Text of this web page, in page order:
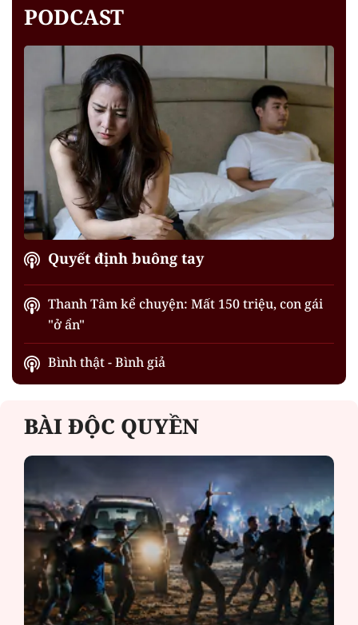
PODCAST
Quyết định buông tay
Thanh Tâm kể chuyện: Mất 150 triệu, con gái
"ở ẩn"
Bình thật - Bình giả
BÀI ĐỘC QUYỀN